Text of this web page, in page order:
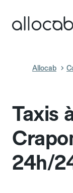
Allocab
Taxis
24h/